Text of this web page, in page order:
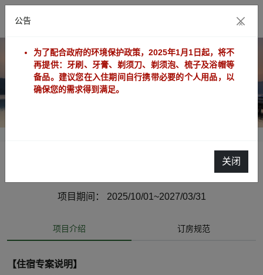
项目期间： 2025/10/01~2027/03/31
项目介绍 订房规范
【住宿专案说明】
公告 ×
为了配合政府的环境保护政策，2025年1月1日起，将不
再提供：牙刷、牙膏、剃须刀、剃须泡、梳子及浴帽等
备品。建议您在入住期间自行携带必要的个人用品，以
确保您的需求得到满足。
关闭